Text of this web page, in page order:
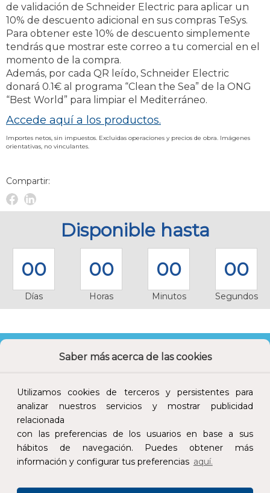
Saber más acerca de las cookies
Utilizamos cookies de terceros y persistentes para
analizar nuestros servicios y mostrar publicidad
relacionada
con las preferencias de los usuarios en base a sus
hábitos de navegación. Puedes obtener más
información y configurar tus preferencias aquí.
de validación de Schneider Electric para aplicar un
10% de descuento adicional en sus compras TeSys.
Para obtener este 10% de descuento simplemente
tendrás que mostrar este correo a tu comercial en el
momento de la compra.
Además, por cada QR leído, Schneider Electric
donará 0.1€ al programa “Clean the Sea” de la ONG
“Best World” para limpiar el Mediterráneo.
Accede aquí a los productos.
Importes netos, sin impuestos. Excluidas operaciones y precios de obra. Imágenes
orientativas, no vinculantes.
Compartir:
Facebook
Linkedin
NovelecDisponible hasta
00
Días
00
Horas
00
Minutos
00
Segundos
Calidad y precio Descuentos